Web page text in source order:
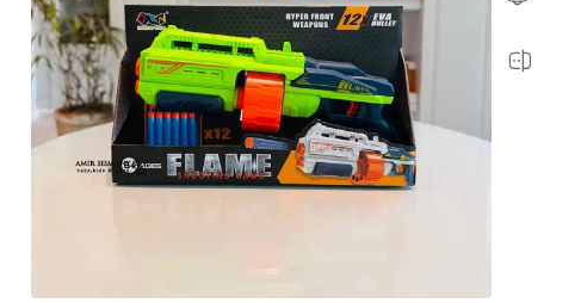
تب سنج نوزاد و کودک
رابط و پد سینه
دستگاه بخور سرد کودک
اسباب بازی دخترانه و پسرانه